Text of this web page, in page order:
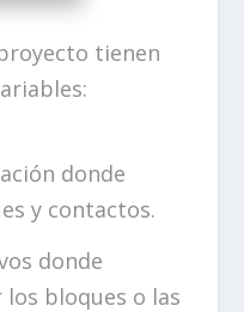
tienen
donde
y contactos.
donde
bloques o las